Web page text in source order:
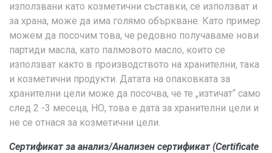
използвани като козметични съставки, се използват и
за храна, може да има голямо объркване. Като пример
можем да посочим това, че редовно получаваме нови
партиди масла, като палмовото масло, които се
използват както в производството на хранителни, така
и козметични продукти. Датата на опаковката за
хранителни цели може да посочва, че те „изтичат“ само
след 2 -3 месеца, НО, това е дата за хранителни цели и
не се отнася за козметични цели.
Сертификат за анализ/Анализен сертификат (Certificate